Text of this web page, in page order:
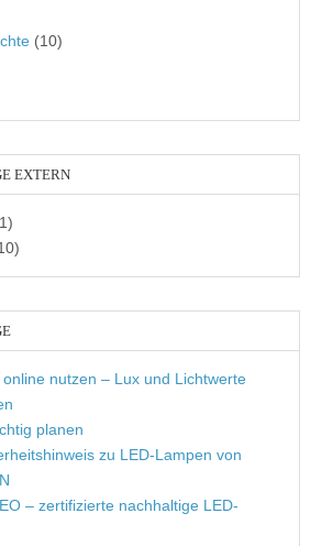
(10)
EXTERN
nutzen – Lux und Lichtwerte
planen
zu LED-Lampen von
– zertifizierte nachhaltige LED-